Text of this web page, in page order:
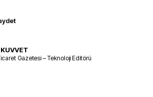
Gazetesi – Teknoloji Editörü